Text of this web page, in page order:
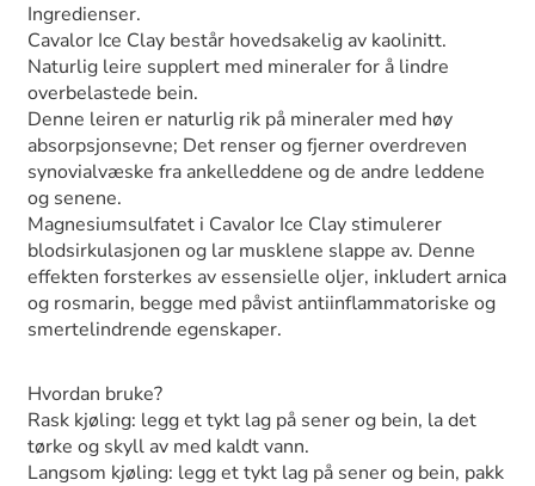
Ingredienser.
Cavalor Ice Clay består hovedsakelig av kaolinitt.
Naturlig leire supplert med mineraler for å lindre
overbelastede bein.
Denne leiren er naturlig rik på mineraler med høy
absorpsjonsevne; Det renser og fjerner overdreven
synovialvæske fra ankelleddene og de andre leddene
og senene.
Magnesiumsulfatet i Cavalor Ice Clay stimulerer
blodsirkulasjonen og lar musklene slappe av. Denne
effekten forsterkes av essensielle oljer, inkludert arnica
og rosmarin, begge med påvist antiinflammatoriske og
smertelindrende egenskaper.
Hvordan bruke?
Rask kjøling: legg et tykt lag på sener og bein, la det
tørke og skyll av med kaldt vann.
Langsom kjøling: legg et tykt lag på sener og bein, pakk